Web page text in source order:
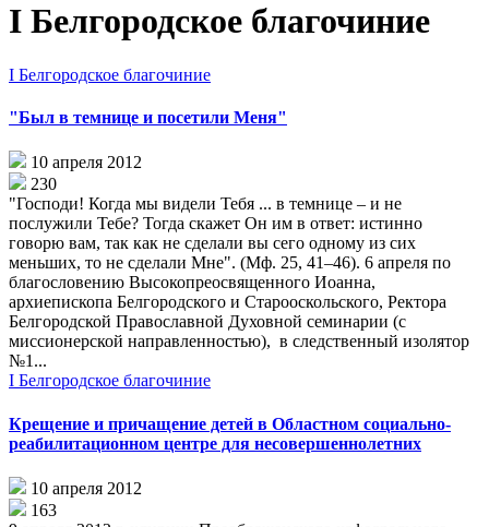
I Белгородское благочиние
I Белгородское благочиние
"Был в темнице и посетили Меня"
10 апреля 2012
230
"Господи! Когда мы видели Тебя ... в темнице – и не
послужили Тебе? Тогда скажет Он им в ответ: истинно
говорю вам, так как не сделали вы сего одному из сих
меньших, то не сделали Мне". (Мф. 25, 41–46). 6 апреля по
благословению Высокопреосвященного Иоанна,
архиепископа Белгородского и Старооскольского, Ректора
Белгородской Православной Духовной семинарии (с
миссионерской направленностью), в следственный изолятор
№1...
I Белгородское благочиние
Крещение и причащение детей в Областном социально-
реабилитационном центре для несовершеннолетних
10 апреля 2012
163